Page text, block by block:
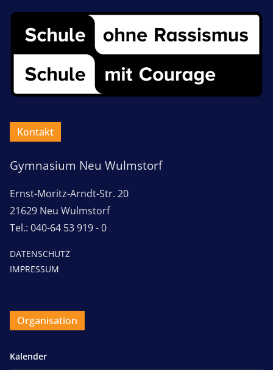
Kontakt
Gymnasium Neu Wulmstorf
Ernst-Moritz-Arndt-Str. 20
21629 Neu Wulmstorf
Tel.: 040-64 53 919 - 0
DATENSCHUTZ
IMPRESSUM
Organisation
Kalender